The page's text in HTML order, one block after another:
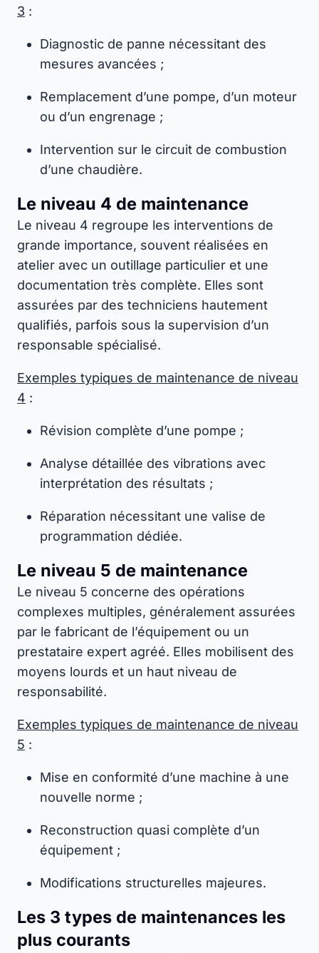
3 :
Diagnostic de panne nécessitant des
mesures avancées ;
Remplacement d’une pompe, d’un moteur
ou d’un engrenage ;
Intervention sur le circuit de combustion
d’une chaudière.
Le niveau 4 de maintenance
Le niveau 4 regroupe les interventions de
grande importance, souvent réalisées en
atelier avec un outillage particulier et une
documentation très complète. Elles sont
assurées par des techniciens hautement
qualifiés, parfois sous la supervision d’un
responsable spécialisé.
Exemples typiques de maintenance de niveau
4 :
Révision complète d’une pompe ;
Analyse détaillée des vibrations avec
interprétation des résultats ;
Réparation nécessitant une valise de
programmation dédiée.
Le niveau 5 de maintenance
Le niveau 5 concerne des opérations
complexes multiples, généralement assurées
par le fabricant de l’équipement ou un
prestataire expert agréé. Elles mobilisent des
moyens lourds et un haut niveau de
responsabilité.
Exemples typiques de maintenance de niveau
5 :
Mise en conformité d’une machine à une
nouvelle norme ;
Reconstruction quasi complète d’un
équipement ;
Modifications structurelles majeures.
Les 3 types de maintenances les
plus courants